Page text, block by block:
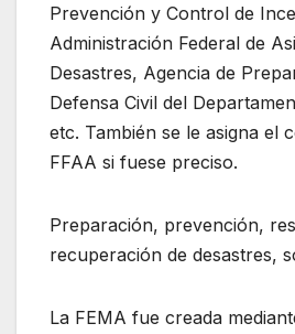
Prevención y Control de
Administración Federal de
Desastres, Agencia de
Defensa Civil del
etc. También se le asigna el
FFAA si fuese preciso.
Preparación, prevención,
recuperación de desastres,
La FEMA fue creada